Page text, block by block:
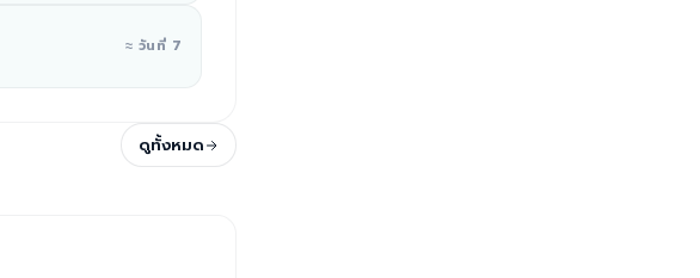
≈ วันที่ 7
ดูทั้งหมด